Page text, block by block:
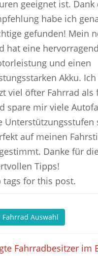
geeignet ist. Dank
habe ich
gefunden! Mein
hat eine
und einen
Akku.
viel öfter Fahrrad als
spare mir viele
Unterstützungsstufen
auf meinen
Danke für
Tipps!
tags for this post.
Fahrrad Auswahl
Fahrradbesitzer im